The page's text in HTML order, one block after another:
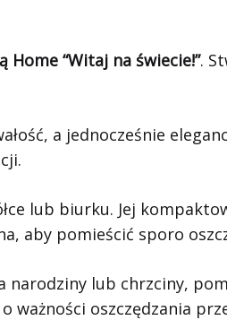
Home “Witaj na świecie!”.
a jednocześnie
lub biurku. Jej
aby pomieścić sporo
lub chrzciny,
oszczędzania